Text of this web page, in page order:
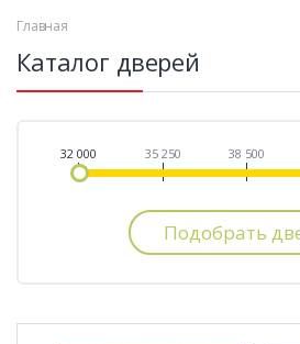
Главная
Каталог дверей
32 000 35 250 38 500